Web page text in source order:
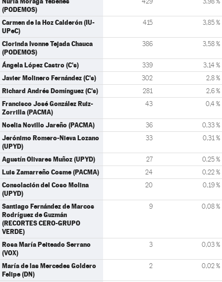
(PODEMOS)
Carmen de la Hoz Calderón (IU-
UPeC)
415 3,85 %
Clorinda Ivonne Tejada Chauca
(PODEMOS)
386 3,58 %
Ángela López Castro (C's) 339 3,14 %
Javier Molinero Fernández (C's) 302 2,8 %
Richard Andrés Domínguez (C's) 281 2,6 %
Francisco José González Ruiz-
Zorrilla (PACMA)
43 0,4 %
Noelia Novillo Jareño (PACMA) 36 0,33 %
Jerónimo Romero-Nieva Lozano
(UPYD)
33 0,31 %
Agustín Olivares Muñoz (UPYD) 27 0,25 %
Luis Zamarreño Cosme (PACMA) 24 0,22 %
Consolación del Coso Molina
(UPYD)
20 0,19 %
Santiago Fernández de Marcos
Rodríguez de Guzmán
(RECORTES CERO-GRUPO
VERDE)
9 0,08 %
Rosa María Peiteado Serrano
(VOX)
3 0,03 %
María de las Mercedes Goldero
Felipe (DN)
2 0,02 %